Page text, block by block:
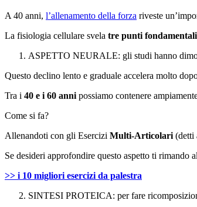
A 40 anni, l’allenamento della forza riveste
La fisiologia cellulare svela tre punti fondamentali
ASPETTO NEURALE: gli studi hanno
Questo declino lento e graduale accelera molto
Tra i 40 e i 60 anni possiamo contenere
Come si fa?
Allenandoti con gli Esercizi Multi-Articolari (detti
Se desideri approfondire questo aspetto ti rimando
>> i 10 migliori esercizi da palestra
SINTESI PROTEICA: per fare